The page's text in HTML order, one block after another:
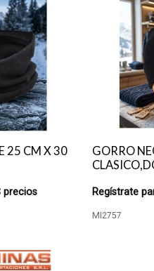
25 CM X 30
precios
GORRO
Regístrate
MI2757